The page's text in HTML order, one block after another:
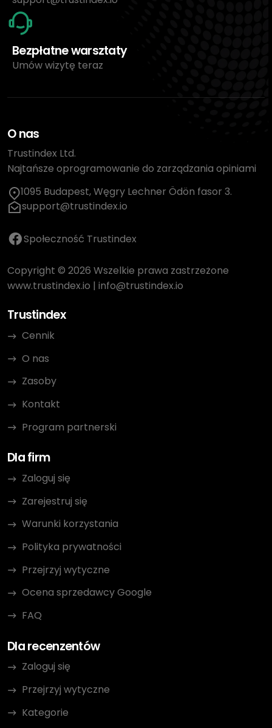
Bezpłatne warsztaty
Umów wizytę teraz
O nas
Trustindex Ltd.
Najtańsze oprogramowanie do zarządzania opiniami
1095 Budapest, Węgry Lechner Ödön fasor 3.
support@trustindex.io
Społeczność Trustindex
Copyright © 2026 Wszelkie prawa zastrzeżone
www.trustindex.io | info@trustindex.io
Trustindex
Cennik
O nas
Zasoby
Kontakt
Program partnerski
Dla firm
Zaloguj się
Zarejestruj się
Warunki korzystania
Polityka prywatności
Przejrzyj wytyczne
Ocena sprzedawcy Google
FAQ
Dla recenzentów
Zaloguj się
Przejrzyj wytyczne
Kategorie